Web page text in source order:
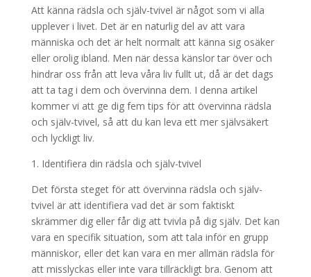
Att känna rädsla och själv-tvivel är något som vi alla
upplever i livet. Det är en naturlig del av att vara
människa och det är helt normalt att känna sig osäker
eller orolig ibland. Men när dessa känslor tar över och
hindrar oss från att leva våra liv fullt ut, då är det dags
att ta tag i dem och övervinna dem. I denna artikel
kommer vi att ge dig fem tips för att övervinna rädsla
och själv-tvivel, så att du kan leva ett mer självsäkert
och lyckligt liv.
1. Identifiera din rädsla och själv-tvivel
Det första steget för att övervinna rädsla och själv-
tvivel är att identifiera vad det är som faktiskt
skrämmer dig eller får dig att tvivla på dig själv. Det kan
vara en specifik situation, som att tala inför en grupp
människor, eller det kan vara en mer allmän rädsla för
att misslyckas eller inte vara tillräckligt bra. Genom att